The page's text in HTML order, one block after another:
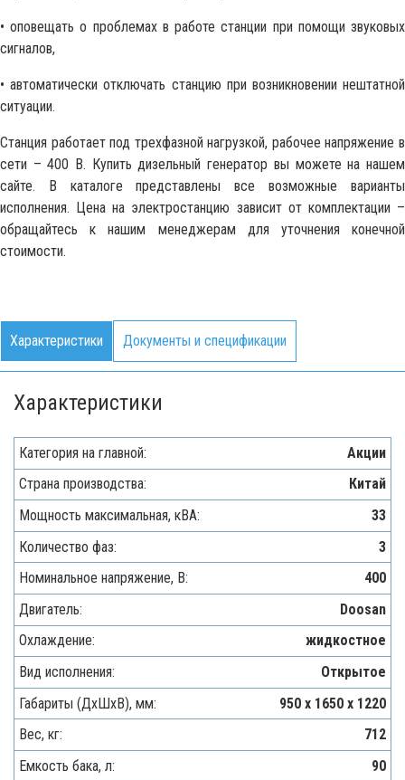
• оповещать о проблемах в работе станции при помощи звуковых
сигналов,
• автоматически отключать станцию при возникновении нештатной
ситуации.
Станция работает под трехфазной нагрузкой, рабочее напряжение в
сети – 400 В. Купить дизельный генератор вы можете на нашем
сайте. В каталоге представлены все возможные варианты
исполнения. Цена на электростанцию зависит от комплектации –
обращайтесь к нашим менеджерам для уточнения конечной
стоимости.
Характеристики Документы и спецификации
Характеристики
Категория на главной:
Акции
Страна производства:
Китай
Мощность максимальная, кВA:
33
Количество фаз:
3
Номинальное напряжение, В:
400
Двигатель:
Doosan
Охлаждение:
жидкостное
Вид исполнения:
Открытое
Габариты (ДхШхВ), мм:
950 x 1650 x 1220
Вес, кг:
712
Емкость бака, л:
90